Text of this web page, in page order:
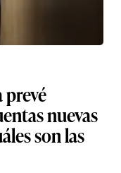
prevé
nuevas
son las